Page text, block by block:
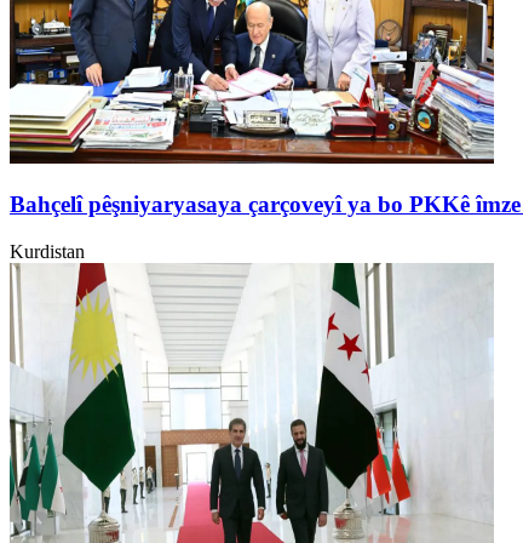
Bahçelî pêşniyaryasaya çarçoveyî ya bo PKKê
Kurdistan